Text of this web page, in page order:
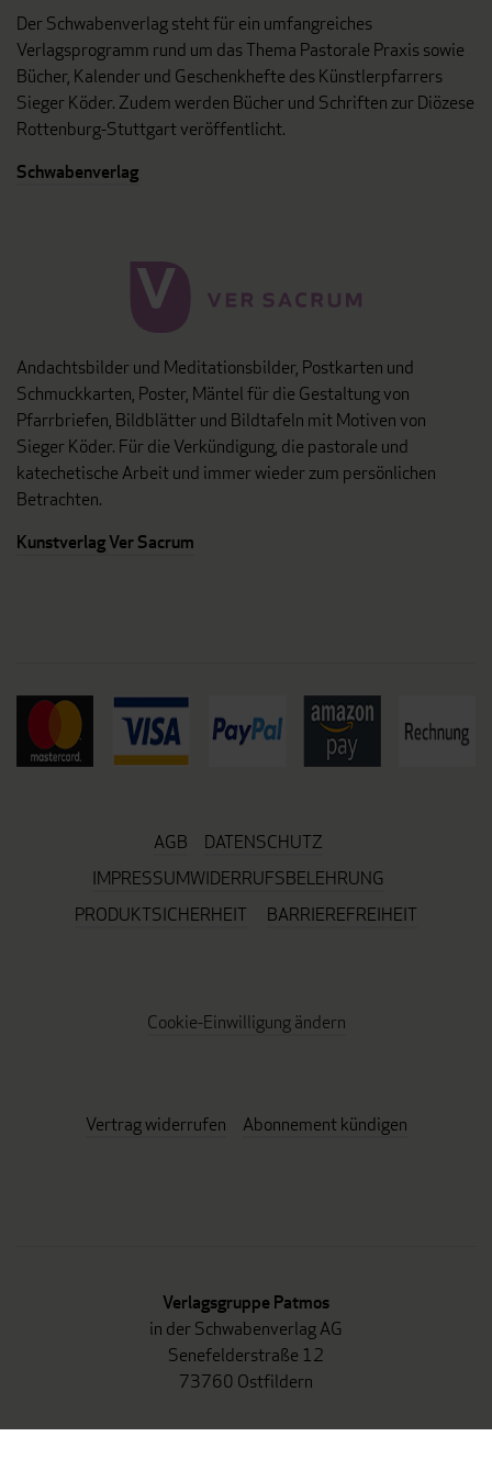
Der Schwabenverlag steht für ein umfangreiches
Verlagsprogramm rund um das Thema Pastorale Praxis sowie
Bücher, Kalender und Geschenkhefte des Künstlerpfarrers
Sieger Köder. Zudem werden Bücher und Schriften zur Diözese
Rottenburg-Stuttgart veröffentlicht.
Schwabenverlag
Andachtsbilder und Meditationsbilder, Postkarten und
Schmuckkarten, Poster, Mäntel für die Gestaltung von
Pfarrbriefen, Bildblätter und Bildtafeln mit Motiven von
Sieger Köder. Für die Verkündigung, die pastorale und
katechetische Arbeit und immer wieder zum persönlichen
Betrachten.
Kunstverlag Ver Sacrum
AGB
DATENSCHUTZ
IMPRESSUMWIDERRUFSBELEHRUNG
PRODUKTSICHERHEIT
BARRIEREFREIHEIT
Cookie-Einwilligung ändern
Vertrag widerrufen Abonnement kündigen
Verlagsgruppe Patmos
in der Schwabenverlag AG
Senefelderstraße 12
73760 Ostfildern